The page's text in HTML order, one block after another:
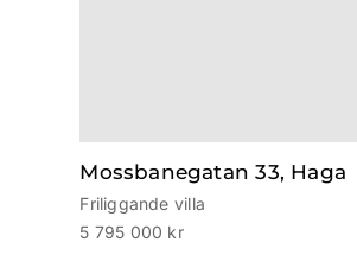
Mossbanegatan 33, Haga
Friliggande villa
5 795 000 kr